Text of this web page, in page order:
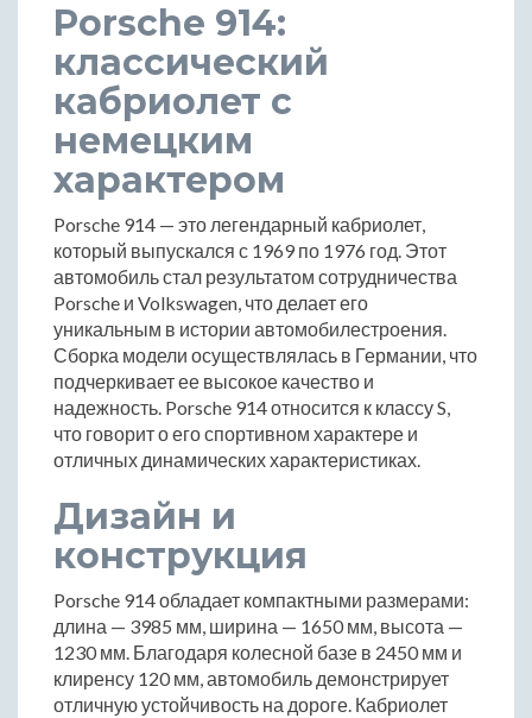
Porsche 914:
классический
кабриолет с
немецким
характером
Porsche 914 — это легендарный кабриолет,
который выпускался с 1969 по 1976 год. Этот
автомобиль стал результатом сотрудничества
Porsche и Volkswagen, что делает его
уникальным в истории автомобилестроения.
Сборка модели осуществлялась в Германии, что
подчеркивает ее высокое качество и
надежность. Porsche 914 относится к классу S,
что говорит о его спортивном характере и
отличных динамических характеристиках.
Дизайн и
конструкция
Porsche 914 обладает компактными размерами:
длина — 3985 мм, ширина — 1650 мм, высота —
1230 мм. Благодаря колесной базе в 2450 мм и
клиренсу 120 мм, автомобиль демонстрирует
отличную устойчивость на дороге. Кабриолет